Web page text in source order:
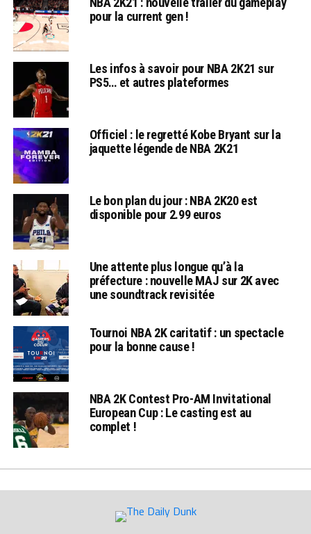
pour la current gen !
Les infos à savoir pour NBA 2K21 sur
PS5… et autres plateformes
Officiel : le regretté Kobe Bryant sur la
jaquette légende de NBA 2K21
Le bon plan du jour : NBA 2K20 est
disponible pour 2.99 euros
Une attente plus longue qu’à la
préfecture : nouvelle MAJ sur 2K avec
une soundtrack revisitée
Tournoi NBA 2K caritatif : un spectacle
pour la bonne cause !
NBA 2K Contest Pro-AM Invitational
European Cup : Le casting est au
complet !